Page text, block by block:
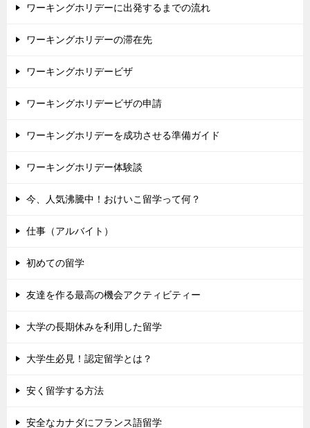
ワーキングホリデーに出発するまでの流れ
ワーキングホリデーの滞在先
ワーキングホリデービザ
ワーキングホリデービザの申請
ワーキングホリデーを成功させる準備ガイド
ワーキングホリデー体験談
今、人気沸騰中！おけいこ留学って何？
仕事（アルバイト）
初めての留学
友達を作る最高の機会アクティビティー
大学の長期休みを利用した留学
大学生必見！認定留学とは？
安く留学する方法
安全なカナダにフランス語留学